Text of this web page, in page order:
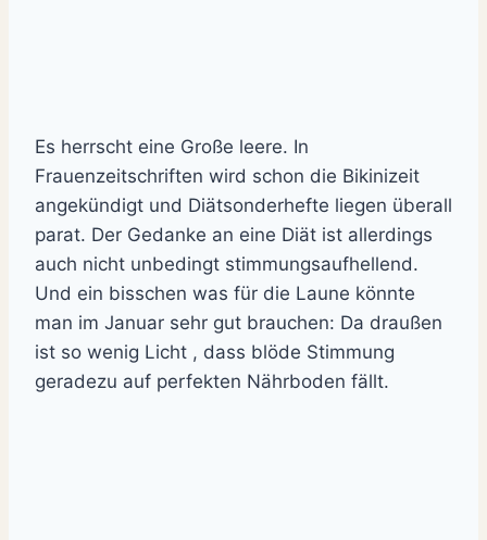
Es herrscht eine Große leere. In
Frauenzeitschriften wird schon die Bikinizeit
angekündigt und Diätsonderhefte liegen überall
parat. Der Gedanke an eine Diät ist allerdings
auch nicht unbedingt stimmungsaufhellend.
Und ein bisschen was für die Laune könnte
man im Januar sehr gut brauchen: Da draußen
ist so wenig Licht , dass blöde Stimmung
geradezu auf perfekten Nährboden fällt.